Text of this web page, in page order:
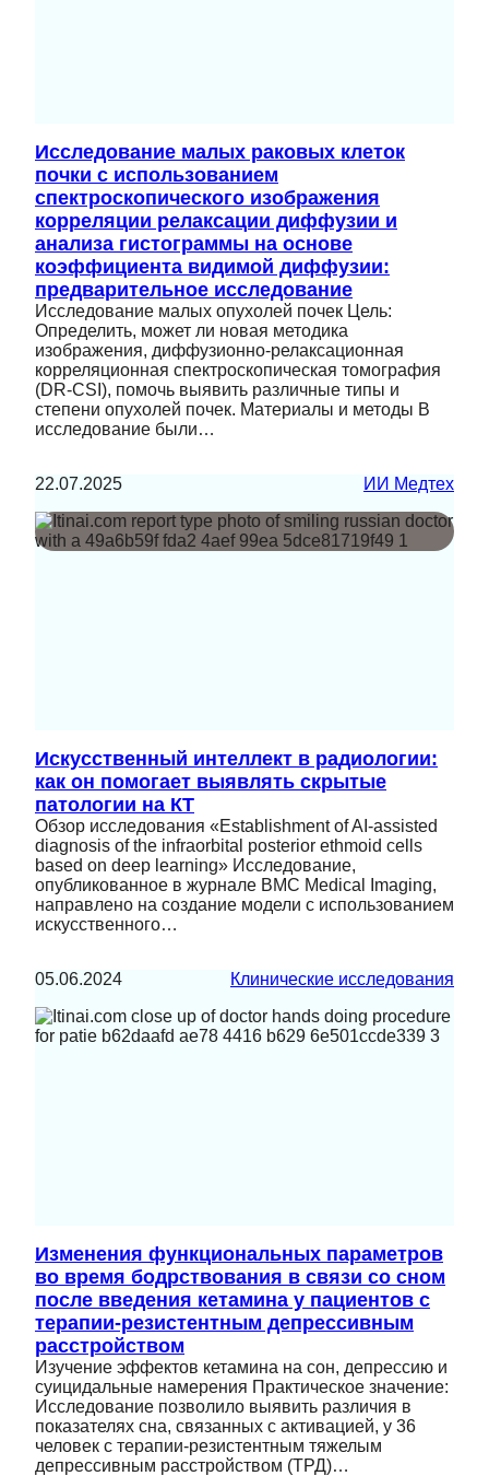
Исследование малых раковых клеток
почки с использованием
спектроскопического изображения
корреляции релаксации диффузии и
анализа гистограммы на основе
коэффициента видимой диффузии:
предварительное исследование
Исследование малых опухолей почек Цель:
Определить, может ли новая методика
изображения, диффузионно-релаксационная
корреляционная спектроскопическая томография
(DR-CSI), помочь выявить различные типы и
степени опухолей почек. Материалы и методы В
исследование были…
22.07.2025 ИИ Медтех
Искусственный интеллект в радиологии:
как он помогает выявлять скрытые
патологии на КТ
Обзор исследования «Establishment of AI-assisted
diagnosis of the infraorbital posterior ethmoid cells
based on deep learning» Исследование,
опубликованное в журнале BMC Medical Imaging,
направлено на создание модели с использованием
искусственного…
05.06.2024 Клинические исследования
Изменения функциональных параметров
во время бодрствования в связи со сном
после введения кетамина у пациентов с
терапии-резистентным депрессивным
расстройством
Изучение эффектов кетамина на сон, депрессию и
суицидальные намерения Практическое значение:
Исследование позволило выявить различия в
показателях сна, связанных с активацией, у 36
человек с терапии-резистентным тяжелым
депрессивным расстройством (ТРД)…